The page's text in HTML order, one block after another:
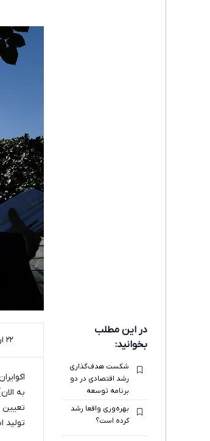
در این مطلب
بخوانید:
شکست هدف‌گذاری
رشد اقتصادی در دو
برنامه توسعه
بهره‌وری واقعا رشد
کرده است؟
۲۲ اردیبهشت ۱۴۰۵ - ۰۹:۵۱
به
تولید